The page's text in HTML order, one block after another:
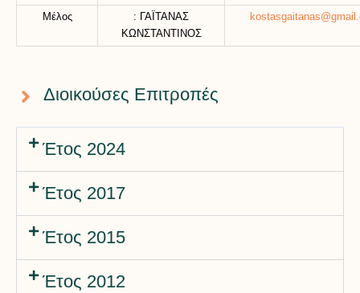
Μέλος
: ΓΑΪΤΑΝΑΣ
ΚΩΝΣΤΑΝΤΙΝΟΣ
Διοικούσες Επιτροπές
Έτος 2024
Έτος 2017
Έτος 2015
Έτος 2012